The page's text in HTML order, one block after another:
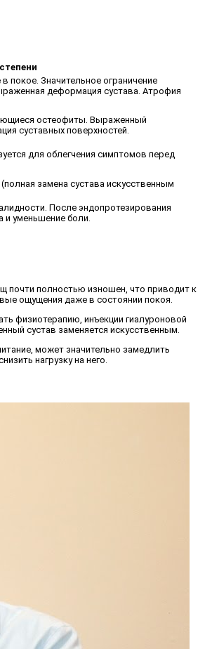
покое. Значительное ограничение
деформация сустава. Атрофия
остеофиты. Выраженный
суставных поверхностей.
для облегчения симптомов перед
замена сустава искусственным
После эндопротезирования
и уменьшение боли.
почти полностью изношен, что приводит к
ощущения даже в состоянии покоя.
физиотерапию, инъекции гиалуроновой
сустав заменяется искусственным.
может значительно замедлить
нагрузку на него.